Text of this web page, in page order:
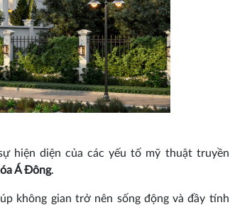
hiện diện của các yếu tố mỹ thuật truyền
Á Đông.
không gian trở nên sống động và đầy tính